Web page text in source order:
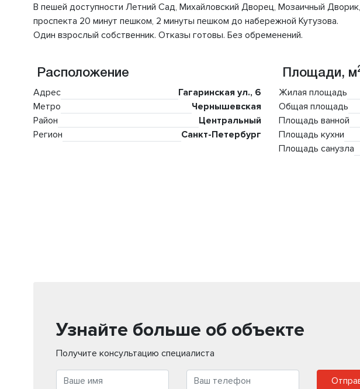
В пешей доступности Летний Сад, Михайловский Дворец, Мозаичный
проспекта 20 минут пешком, 2 минуты пешком до набережной Кутузова.
Один взрослый собственник. Отказы готовы. Без обременений.
Расположение
Адрес
Гагаринская ул., 6
Метро
Чернышевская
Район
Центральный
Регион
Санкт-Петербург
Площади, м
Жилая площадь
Общая площадь
Площадь ванной
Площадь кухни
Площадь санузла
Узнайте больше об объекте
Получите консультацию специалиста